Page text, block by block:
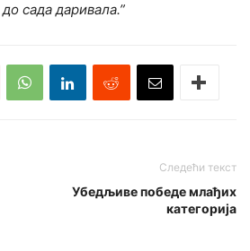
сада даривала.”
Следећи текст
Убедљиве победе млађих
категорија